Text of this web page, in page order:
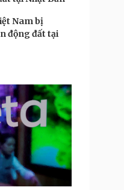
Nam bị
động đất tại